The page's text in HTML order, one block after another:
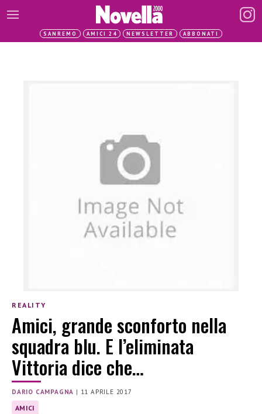
SANREMO AMICI 24 NEWSLETTER ABBONATI
REALITY
Amici, grande sconforto nella
squadra blu. E l’eliminata
Vittoria dice che…
DARIO CAMPAGNA | 11 APRILE 2017
AMICI